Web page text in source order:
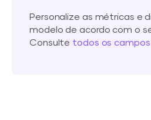
Personalize as métricas e
modelo de acordo com o
Consulte todos os campos